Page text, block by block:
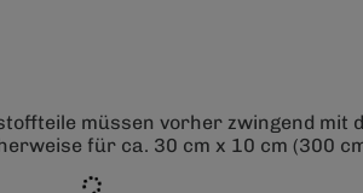
müssen vorher zwingend
für ca. 30 cm x 10 cm (300